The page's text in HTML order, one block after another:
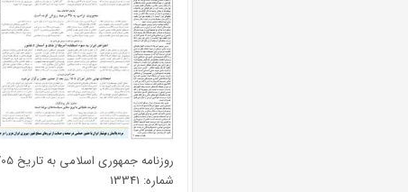
روزنامه جمهوری اسلامی به تاریخ 1405/02/05
شماره: 13341